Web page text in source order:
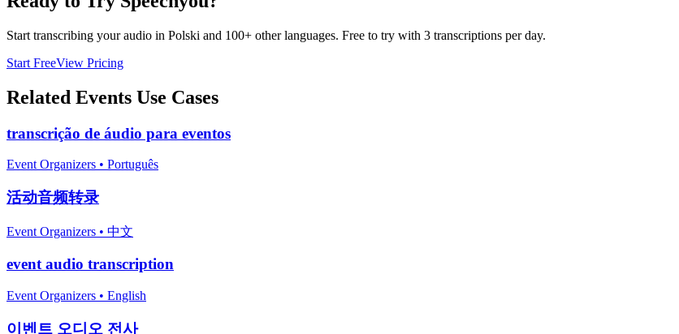
Start transcribing your audio in Polski and 100+ other languages. Free to try with 3 transcriptions per day.
Start FreeView Pricing
Related Events Use Cases
transcrição de áudio para eventos
Event Organizers • Português
活动音频转录
Event Organizers • 中文
event audio transcription
Event Organizers • English
이벤트 오디오 전사